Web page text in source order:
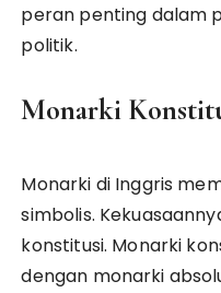
peran penting dalam
politik.
Monarki
Monarki di Inggris
simbolis.
konstitusi. Monarki
dengan monarki